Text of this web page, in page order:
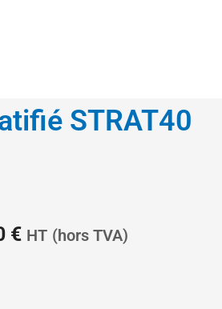
STRAT40
€Le
HT (hors TVA)